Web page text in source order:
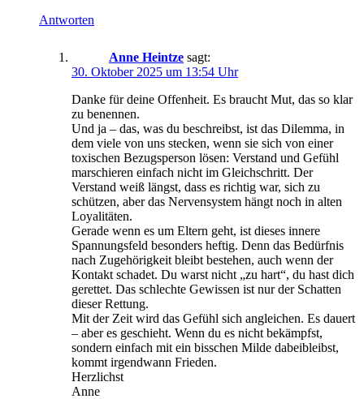
Antworten
Anne Heintze sagt:
30. Oktober 2025 um 13:54 Uhr
Danke für deine Offenheit. Es braucht Mut, das so klar
zu benennen.
Und ja – das, was du beschreibst, ist das Dilemma, in
dem viele von uns stecken, wenn sie sich von einer
toxischen Bezugsperson lösen: Verstand und Gefühl
marschieren einfach nicht im Gleichschritt. Der
Verstand weiß längst, dass es richtig war, sich zu
schützen, aber das Nervensystem hängt noch in alten
Loyalitäten.
Gerade wenn es um Eltern geht, ist dieses innere
Spannungsfeld besonders heftig. Denn das Bedürfnis
nach Zugehörigkeit bleibt bestehen, auch wenn der
Kontakt schadet. Du warst nicht „zu hart“, du hast dich
gerettet. Das schlechte Gewissen ist nur der Schatten
dieser Rettung.
Mit der Zeit wird das Gefühl sich angleichen. Es dauert
– aber es geschieht. Wenn du es nicht bekämpfst,
sondern einfach mit ein bisschen Milde dabeibleibst,
kommt irgendwann Frieden.
Herzlichst
Anne